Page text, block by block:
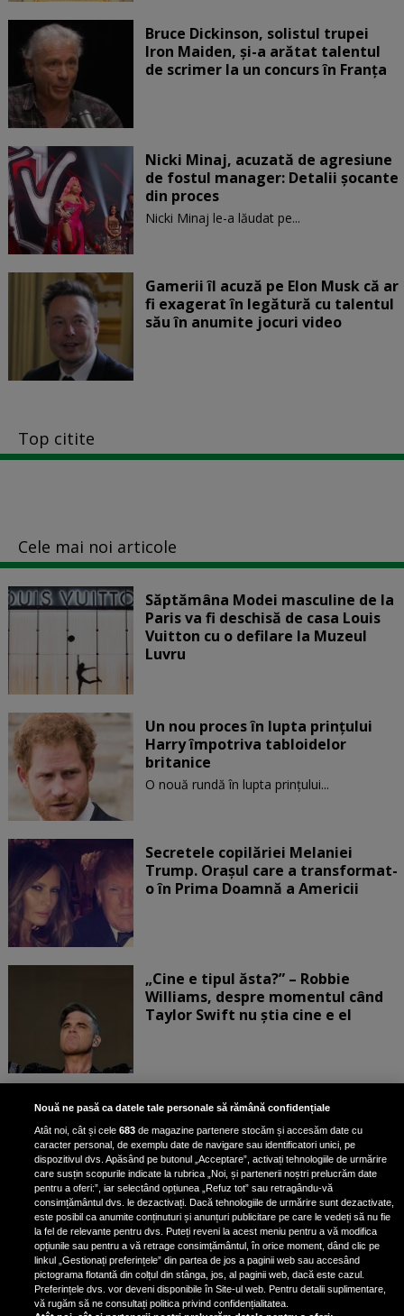
Bruce Dickinson, solistul trupei
Iron Maiden, şi-a arătat talentul
de scrimer la un concurs în Franţa
Nicki Minaj, acuzată de agresiune
de fostul manager: Detalii șocante
din proces
Nicki Minaj le-a lăudat pe...
Gamerii îl acuză pe Elon Musk că ar
fi exagerat în legătură cu talentul
său în anumite jocuri video
Top citite
Cele mai noi articole
Săptămâna Modei masculine de la
Paris va fi deschisă de casa Louis
Vuitton cu o defilare la Muzeul
Luvru
Un nou proces în lupta prinţului
Harry împotriva tabloidelor
britanice
O nouă rundă în lupta prinţului...
Secretele copilăriei Melaniei
Trump. Orașul care a transformat-
o în Prima Doamnă a Americii
„Cine e tipul ăsta?” – Robbie
Williams, despre momentul când
Taylor Swift nu știa cine e el
Bruce Dickinson, solistul trupei
Iron Maiden, şi-a arătat talentul
de scrimer la un concurs în Franţa
Nicki Minaj, acuzată de agresiune
de fostul manager: Detalii șocante
din proces
Nicki Minaj le-a lăudat pe...
Nouă ne pasă ca datele tale personale să rămână confidențiale
Atât noi, cât și cele683 de magazine partenere stocăm și accesăm date cu
caracter personal, de exemplu date de navigare sau identificatori unici, pe
dispozitivul dvs. Apăsând pe butonul „Acceptare”, activați tehnologiile de urmărire
care susțin scopurile indicate la rubrica „Noi, și partenerii noștri prelucrăm date
pentru a oferi:”, iar selectând opțiunea „Refuz tot” sau retragându-vă
consimțământul dvs. le dezactivați. Dacă tehnologiile de urmărire sunt dezactivate,
este posibil ca anumite conținuturi și anunțuri publicitare pe care le vedeți să nu fie
la fel de relevante pentru dvs. Puteți reveni la acest meniu pentru a vă modifica
opțiunile sau pentru a vă retrage consimțământul, în orice moment, dând clic pe
linkul „Gestionați preferințele” din partea de jos a paginii web sau accesând
pictograma flotantă din colțul din stânga, jos, al paginii web, dacă este cazul.
Preferințele dvs. vor deveni disponibile în Site-ul web. Pentru detalii suplimentare,
vă rugăm să ne consultați politica privind confidențialitatea.